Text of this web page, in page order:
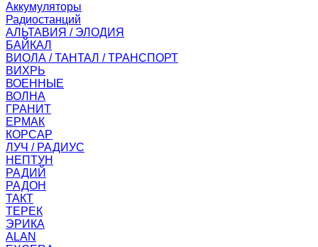
Аккумуляторы
Радиостанций
АЛЬТАВИЯ / ЭЛОДИЯ
БАЙКАЛ
ВИОЛА / ТАНТАЛ / ТРАНСПОРТ
ВИХРЬ
ВОЕННЫЕ
ВОЛНА
ГРАНИТ
ЕРМАК
КОРСАР
ЛУЧ / РАДИУС
НЕПТУН
РАДИЙ
РАДОН
ТАКТ
ТЕРЕК
ЭРИКА
ALAN